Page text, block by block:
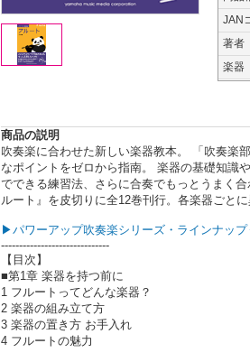
JAN
著者
楽器
商品の説明
吹奏楽に合わせた新しい楽器教本。 「吹奏楽
なポイントをゼロから指南。 楽器の基礎知識
でできる練習法、さらに合奏でもっとうまく
ルート』を皮切りに全12巻刊行。各楽器ごと
▶パワーアップ吹奏楽シリーズ・ラインナッ
------------------------------
【目次】
■第1章 楽器を持つ前に
1 フルートってどんな楽器？
2 楽器の組み立て方
3 楽器の置き方 お手入れ
4 フルートの魅力